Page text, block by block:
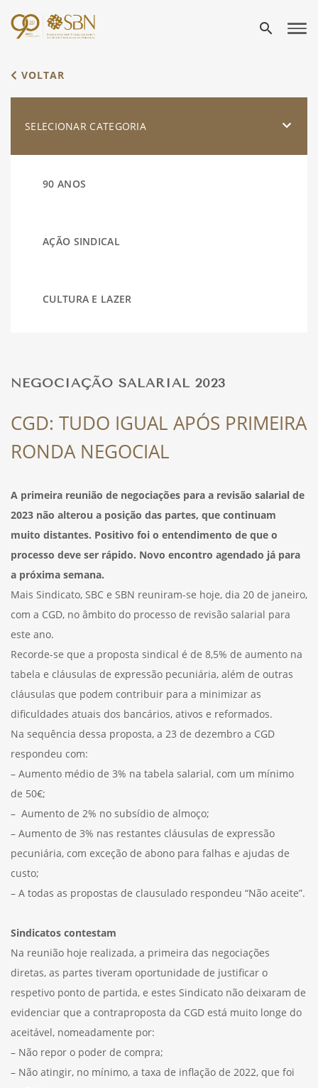
search
VOLTAR
SELECIONAR CATEGORIA
90 ANOS
AÇÃO SINDICAL
CULTURA E LAZER
FÉRIAS
NEGOCIAÇÃO SALARIAL 2023
CGD: TUDO IGUAL APÓS PRIMEIRA
RONDA NEGOCIAL
A primeira reunião de negociações para a revisão salarial de
2023 não alterou a posição das partes, que continuam
muito distantes. Positivo foi o entendimento de que o
processo deve ser rápido. Novo encontro agendado já para
a próxima semana.
Mais Sindicato, SBC e SBN reuniram-se hoje, dia 20 de janeiro,
com a CGD, no âmbito do processo de revisão salarial para
este ano.
Recorde-se que a proposta sindical é de 8,5% de aumento na
tabela e cláusulas de expressão pecuniária, além de outras
cláusulas que podem contribuir para a minimizar as
dificuldades atuais dos bancários, ativos e reformados.
Na sequência dessa proposta, a 23 de dezembro a CGD
respondeu com:
– Aumento médio de 3% na tabela salarial, com um mínimo
de 50€;
– Aumento de 2% no subsídio de almoço;
– Aumento de 3% nas restantes cláusulas de expressão
pecuniária, com exceção de abono para falhas e ajudas de
custo;
– A todas as propostas de clausulado respondeu “Não aceite”.
Sindicatos contestam
Na reunião hoje realizada, a primeira das negociações
diretas, as partes tiveram oportunidade de justificar o
respetivo ponto de partida, e estes Sindicato não deixaram de
evidenciar que a contraproposta da CGD está muito longe do
aceitável, nomeadamente por:
– Não repor o poder de compra;
– Não atingir, no mínimo, a taxa de inflação de 2022, que foi